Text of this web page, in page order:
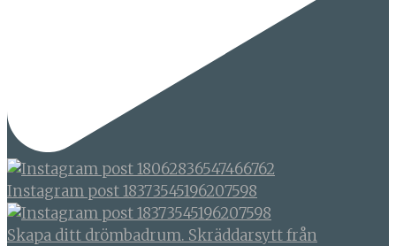
Instagram post 18373545196207598
Skapa ditt drömbadrum. Skräddarsytt från